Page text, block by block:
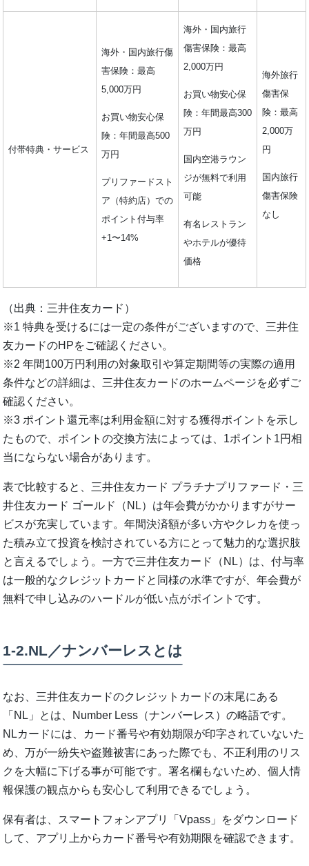
付帯特典・サービス
海外・国内旅行傷
害保険：最高
5,000万円
お買い物安心保
険：年間最高500
万円
プリファードスト
ア（特約店）での
ポイント付与率
+1〜14%
海外・国内旅行
傷害保険：最高
2,000万円
お買い物安心保
険：年間最高300
万円
国内空港ラウン
ジが無料で利用
可能
有名レストラン
やホテルが優待
価格
海外旅行
傷害保
険：最高
2,000万
円
国内旅行
傷害保険
なし
（出典：三井住友カード）
※1 特典を受けるには一定の条件がございますので、三井住
友カードのHPをご確認ください。
※2 年間100万円利用の対象取引や算定期間等の実際の適用
条件などの詳細は、三井住友カードのホームページを必ずご
確認ください。
※3 ポイント還元率は利用金額に対する獲得ポイントを示し
たもので、ポイントの交換方法によっては、1ポイント1円相
当にならない場合があります。
表で比較すると、三井住友カード プラチナプリファード・三
井住友カード ゴールド（NL）は年会費がかかりますがサー
ビスが充実しています。年間決済額が多い方やクレカを使っ
た積み立て投資を検討されている方にとって魅力的な選択肢
と言えるでしょう。一方で三井住友カード（NL）は、付与率
は一般的なクレジットカードと同様の水準ですが、年会費が
無料で申し込みのハードルが低い点がポイントです。
1-2.NL／ナンバーレスとは
なお、三井住友カードのクレジットカードの末尾にある
「NL」とは、Number Less（ナンバーレス）の略語です。
NLカードには、カード番号や有効期限が印字されていないた
め、万が一紛失や盗難被害にあった際でも、不正利用のリス
クを大幅に下げる事が可能です。署名欄もないため、個人情
報保護の観点からも安心して利用できるでしょう。
保有者は、スマートフォンアプリ「Vpass」をダウンロード
して、アプリ上からカード番号や有効期限を確認できます。